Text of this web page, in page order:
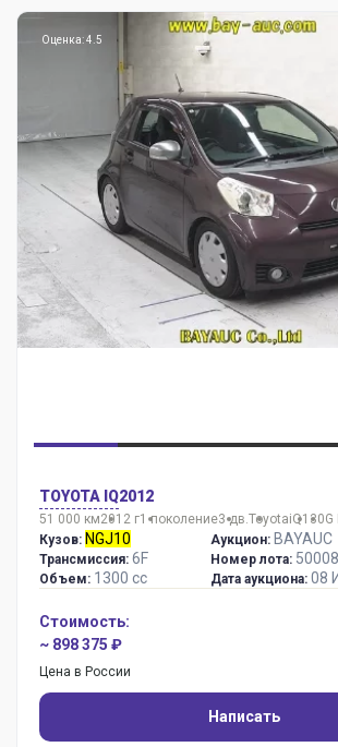
Оценка: 4.5
TOYOTA IQ2012
51 000 км2012 г1 поколение3 дв.ToyotaiQ130G
Кузов: NGJ10
Трансмиссия: 6F
Объем: 1300 сс
Аукцион: BAYAUC
Номер лота: 50008
Дата аукциона: 08
Стоимость:
~ 898 375 ₽
Цена в России
Написать